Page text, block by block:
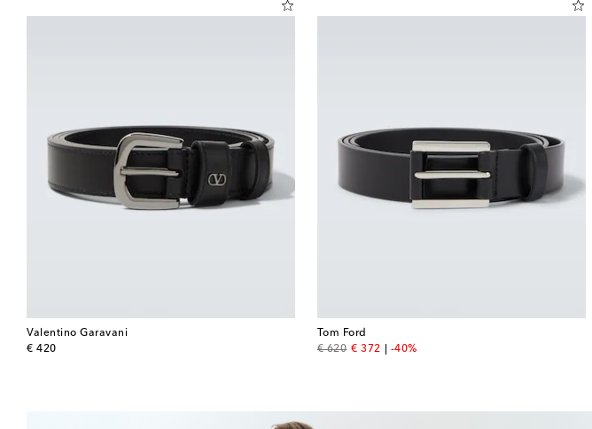
Valentino Garavani
€ 420
original price
Tom Ford
€ 620
original price
€ 372
discount price
-40%